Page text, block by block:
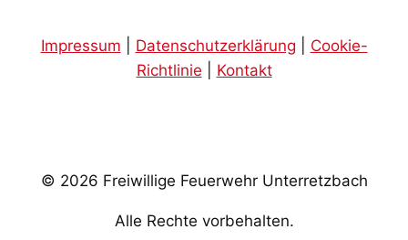
Impressum Datenschutzerklärung
Cookie-
Richtlinie
Kontakt
© 2026 Freiwillige Feuerwehr Unterretzbach
Alle Rechte vorbehalten.